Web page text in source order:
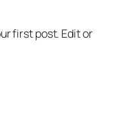
first post. Edit or